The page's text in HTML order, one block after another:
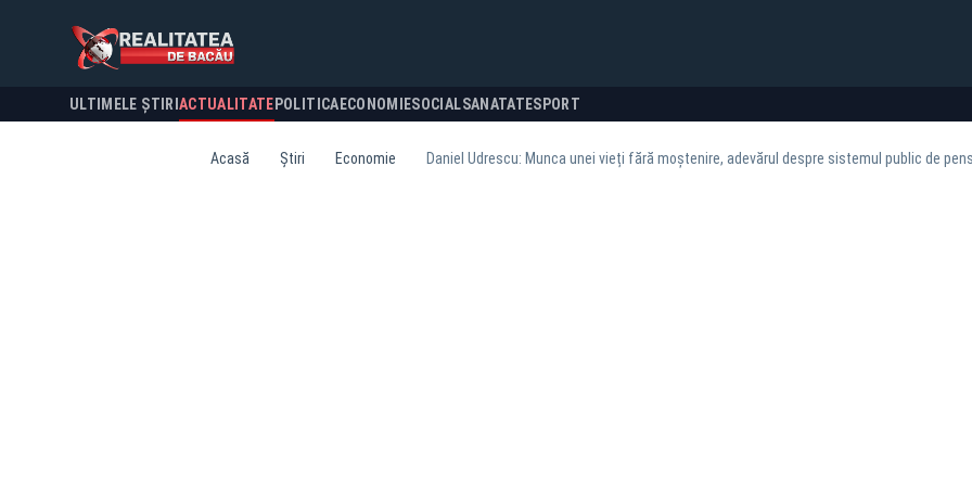
ULTIMELE ȘTIRI ACTUALITATE POLITICA ECONOMIESOCIALSANATATESPORT
Acasă Știri Economie Daniel Udrescu: Munca unei vieți fără moștenire, adevărul despre sistemul public de